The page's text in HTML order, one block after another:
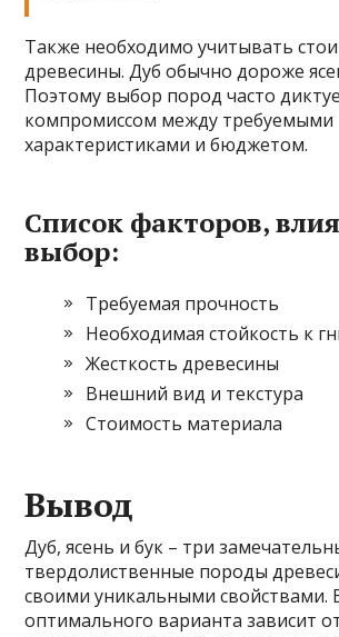
Также необходимо учитывать
древесины. Дуб обычно дороже
Поэтому выбор пород часто
компромиссом между требуемыми
характеристиками и бюджетом.
Список факторов,
выбор:
Требуемая прочность
Необходимая стойкость к
Жесткость древесины
Внешний вид и текстура
Стоимость материала
Вывод
Дуб, ясень и бук – три
твердолиственные породы
своими уникальными свойствами.
оптимального варианта зависит